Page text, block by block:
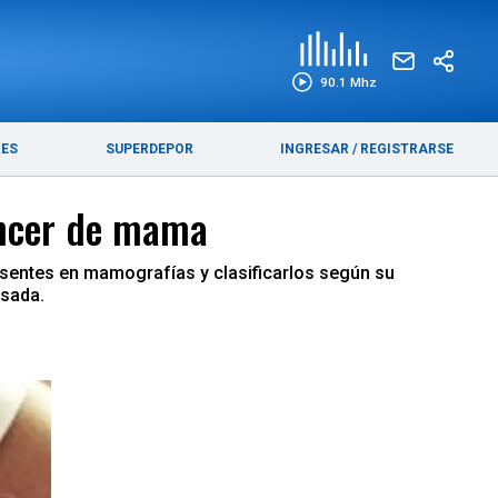
90.1 Mhz
SUPERDEPOR INGRESAR / REGISTRARSE
de mama
en mamografías y clasificarlos según su